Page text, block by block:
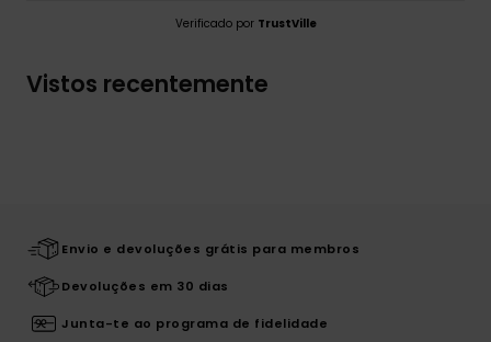
Verificado por TrustVille
Vistos recentemente
Envio e devoluções grátis para membros
Devoluções em 30 dias
Junta-te ao programa de fidelidade